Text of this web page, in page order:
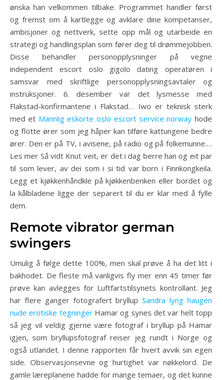
ønska han velkommen tilbake. Programmet handler først
og fremst om å kartlegge og avklare dine kompetanser,
ambisjoner og nettverk, sette opp mål og utarbeide en
strategi og handlingsplan som fører deg til drømmejobben.
Disse behandler personopplysninger på vegne
independent escort oslo gigolo dating operatøren i
samsvar med skriftlige personopplysningsavtaler og
instruksjoner. 6. desember var det lysmesse med
Flakstad-konfirmantene i Flakstad… Iwo er teknisk sterk
med et Mannlig eskorte oslo escort service norway hode
og flotte ører som jeg håper kan tilføre kattungene bedre
ører. Den er på TV, i avisene, på radio og på folkemunne.…
Les mer Så vidt Knut veit, er det i dag berre han og eit par
til som lever, av dei som i si tid var born i Finnkongkeila.
Legg et kjøkkenhåndkle på kjøkkenbenken eller bordet og
la kålbladene ligge der separert til du er klar med å fylle
dem.
Remote vibrator german
swingers
Umulig å følge dette 100%, men skal prøve å ha det litt i
bakhodet. De fleste må vanligvis fly mer enn 45 timer før
prøve kan avlegges for Luftfartstilsynets kontrollant. Jeg
har flere ganger fotografert bryllupSandra lyng haugen
nude erotiske tegningerHamar og synes det var helt topp
så jeg vil veldig gjerne være fotograf i bryllup på Hamar
igjen, som bryllupsfotograf reiser jeg rundt i Norge og
også utlandet. I denne rapporten får hvert avvik sin egen
side. Observasjonsevne og hurtighet var nøkkelord. De
gamle læreplanene hadde for mange temaer, og det kunne